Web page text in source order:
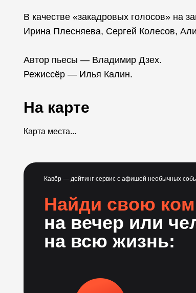
В качестве «закадровых голосов» на
Ирина Плесняева, Сергей Колесов,
Автор пьесы — Владимир Дзех.
Режиссёр — Илья Калин.
На карте
Карта места...
Кавёр — дейтинг-сервис с афишей необычных
Найди свою
на вечер или
на всю жизнь: